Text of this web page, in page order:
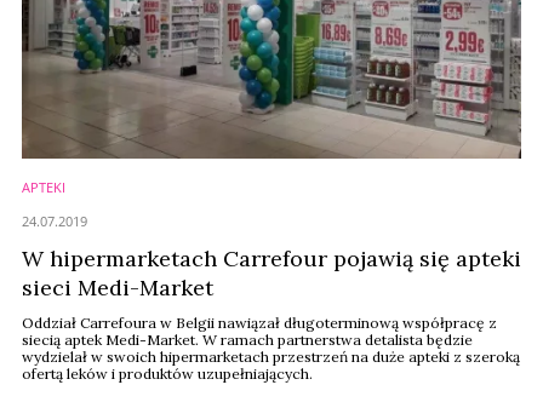
APTEKI
W hipermarketach Carrefour pojawią się apteki
sieci Medi-Market
Oddział Carrefoura w Belgii nawiązał długoterminową współpracę z
siecią aptek Medi-Market. W ramach partnerstwa detalista będzie
wydzielał w swoich hipermarketach przestrzeń na duże apteki z szeroką
ofertą leków i produktów uzupełniających.
24.07.2019